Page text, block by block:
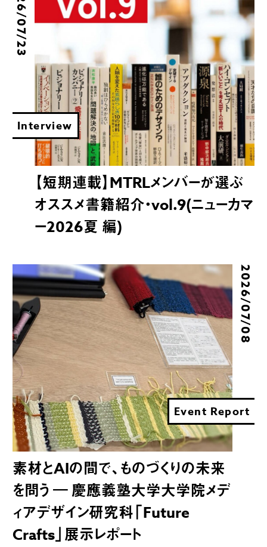
Interview
2026/07/23
【短期連載】MTRLメンバーが選ぶ
オススメ書籍紹介・vol.9(ニューカマ
ー2026夏 編)
Event Report
2026/07/08
素材とAIの間で、ものづくりの未来
を問う ― 慶應義塾大学大学院メデ
ィアデザイン研究科「Future
Crafts」展示レポート